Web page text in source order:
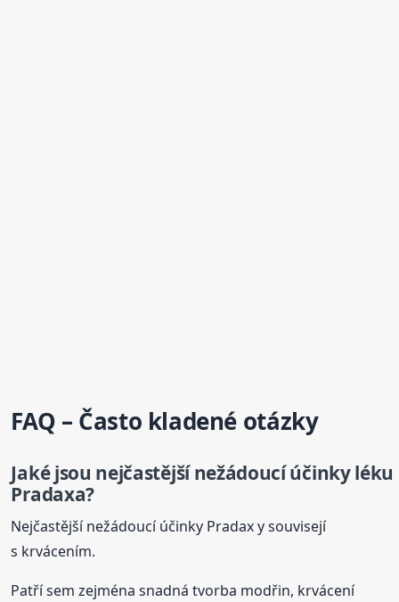
FAQ – Často kladené otázky
Jaké jsou nejčastější nežádoucí účinky léku
Pradaxa?
Nejčastější nežádoucí účinky Pradax y souvisejí
s krvácením.
Patří sem zejména snadná tvorba modřin, krvácení